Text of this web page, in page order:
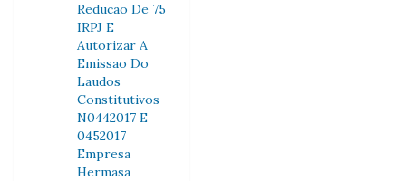
Reducao De 75
IRPJ E
Autorizar A
Emissao Do
Laudos
Constitutivos
N0442017 E
0452017
Empresa
Hermasa